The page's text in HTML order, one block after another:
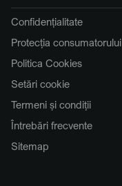
Confidențialitate
Protecția consumatorului
Politica Cookies
Setări cookie
Termeni și condiții
Întrebări frecvente
Sitemap